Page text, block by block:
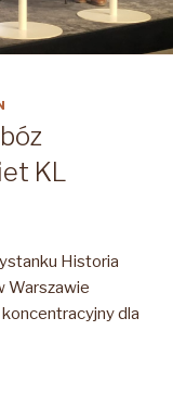
KL
Historia
Warszawie
dla